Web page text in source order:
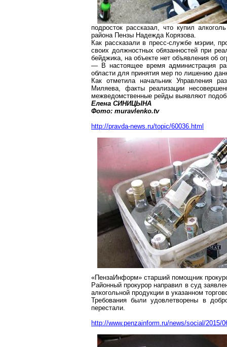
подросток рассказал, что купил
района Пензы Надежда Корязова.
Как рассказали в пресс-службе мэрии,
своих должностных обязанностей при
бейджика, на объекте нет объявления об
— В настоящее время администрация
области для принятия мер по лишению
Как отметила начальник Управления
Миляева, факты реализации
межведомственные рейды выявляют
Елена СИНИЦЫНА
Фото: muravlenko.tv
http://pravda-news.ru/topic/60036.html
«ПензаИнформ» старший помощник
Районный прокурор направил в суд
алкогольной продукции в указанном
Требования были удовлетворены в
перестали.
http://www.penzainform.ru/news/social/2015/